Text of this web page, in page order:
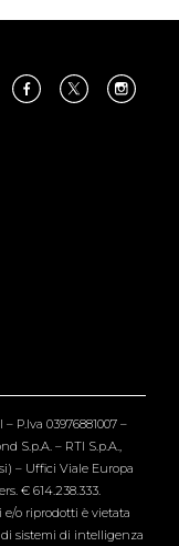
P.Iva 03976881007 –
S.p.A. – RTI S.p.A.,
– Uffici Viale Europa
€ 614.238.333.
o riprodotti è vietata
sistemi di intelligenza